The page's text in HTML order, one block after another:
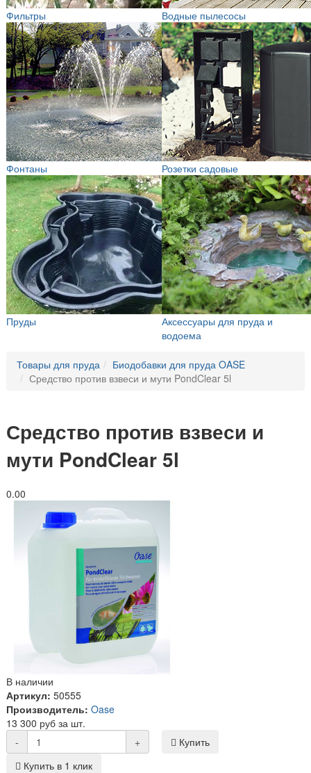
Фильтры Водные пылесосы
Фонтаны Розетки садовые
Пруды
Аксессуары для пруда и
водоема
Товары для пруда
Биодобавки для пруда OASE
Средство против взвеси и мути PondClear 5l
Средство против взвеси и
мути PondClear 5l
0.00
В наличии
Артикул: 50555
Производитель: Oase
13 300 руб за шт.
-
+
Купить
Купить в 1 клик